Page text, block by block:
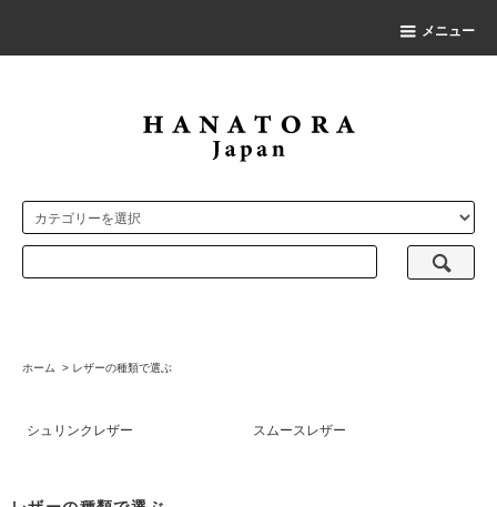
メニュー
ホーム > レザーの種類で選ぶ
シュリンクレザー スムースレザー